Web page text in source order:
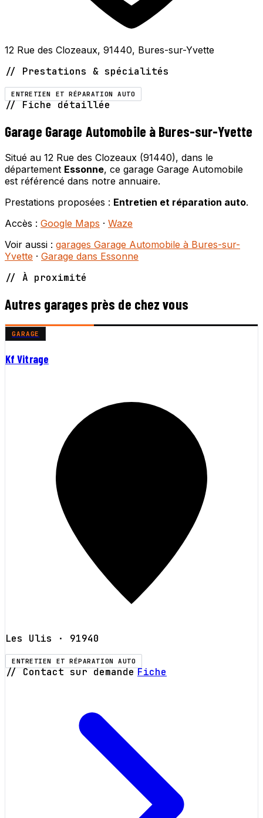
12 Rue des Clozeaux, 91440, Bures-sur-Yvette
// Prestations & spécialités
ENTRETIEN ET RÉPARATION AUTO
// Fiche détaillée
Garage Garage Automobile à Bures-sur-Yvette
Situé au 12 Rue des Clozeaux (91440), dans le
département Essonne, ce garage Garage Automobile
est référencé dans notre annuaire.
Prestations proposées : Entretien et réparation auto.
Accès : Google Maps · Waze
Voir aussi : garages Garage Automobile à Bures-sur-
Yvette · Garage dans Essonne
// À proximité
Autres garages près de chez vous
GARAGE
Kf Vitrage
Les Ulis · 91940
ENTRETIEN ET RÉPARATION AUTO
// Contact sur demande Fiche